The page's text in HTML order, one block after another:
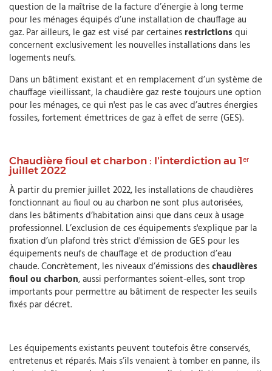
question de la maîtrise de la facture d’énergie à long terme
pour les ménages équipés d’une installation de chauffage au
gaz. Par ailleurs, le gaz est visé par certaines restrictions qui
concernent exclusivement les nouvelles installations dans les
logements neufs.
Dans un bâtiment existant et en remplacement d’un système de
chauffage vieillissant, la chaudière gaz reste toujours une option
pour les ménages, ce qui n'est pas le cas avec d’autres énergies
fossiles, fortement émettrices de gaz à effet de serre (GES).
Chaudière fioul et charbon : l'interdiction au 1ᵉʳ
juillet 2022
À partir du premier juillet 2022, les installations de chaudières
fonctionnant au fioul ou au charbon ne sont plus autorisées,
dans les bâtiments d’habitation ainsi que dans ceux à usage
professionnel. L’exclusion de ces équipements s'explique par la
fixation d’un plafond très strict d'émission de GES pour les
équipements neufs de chauffage et de production d’eau
chaude. Concrètement, les niveaux d’émissions deschaudières
fioul ou charbon, aussi performantes soient-elles, sont trop
importants pour permettre au bâtiment de respecter les seuils
fixés par décret.
Les équipements existants peuvent toutefois être conservés,
entretenus et réparés. Mais s’ils venaient à tomber en panne, ils